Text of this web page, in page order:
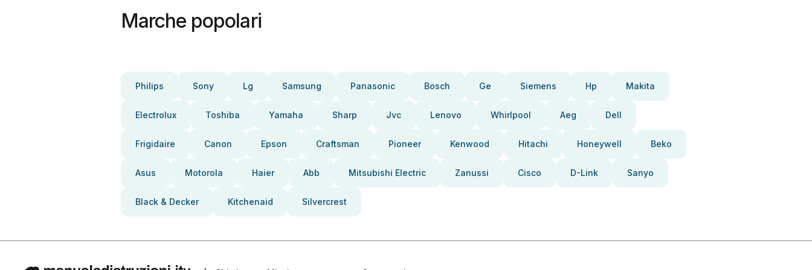
Marche popolari
Philips Sony Lg Samsung Panasonic Bosch Ge Siemens Hp Makita
Electrolux Toshiba Yamaha Sharp Jvc Lenovo Whirlpool Aeg Dell
Frigidaire Canon Epson Craftsman Pioneer Kenwood Hitachi Honeywell Beko
Asus Motorola Haier Abb Mitsubishi Electric Zanussi Cisco D-Link Sanyo
Black & Decker Kitchenaid Silvercrest